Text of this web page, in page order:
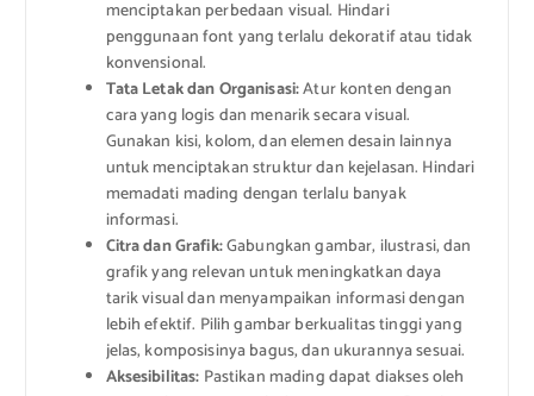
menciptakan perbedaan visual. Hindari
penggunaan font yang terlalu dekoratif atau tidak
konvensional.
Tata Letak dan Organisasi:Atur konten dengan
cara yang logis dan menarik secara visual.
Gunakan kisi, kolom, dan elemen desain lainnya
untuk menciptakan struktur dan kejelasan. Hindari
memadati mading dengan terlalu banyak
informasi.
Citra dan Grafik:Gabungkan gambar, ilustrasi, dan
grafik yang relevan untuk meningkatkan daya
tarik visual dan menyampaikan informasi dengan
lebih efektif. Pilih gambar berkualitas tinggi yang
jelas, komposisinya bagus, dan ukurannya sesuai.
Aksesibilitas: Pastikan mading dapat diakses oleh